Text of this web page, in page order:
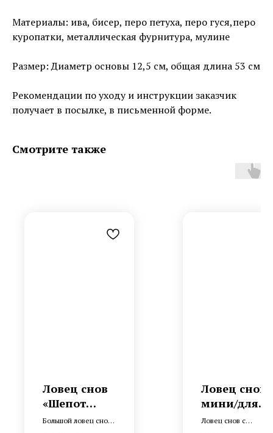
Материалы: ива, бисер, перо петуха, перо гуся,перо
куропатки, металлическая фурнитура, мулине
Размер: Диаметр основы 12,5 см, общая длина 53 см
Рекомендации по уходу и инструкции заказчик
получает в посылке, в письменной форме.
Смотрите также
Ловец снов
«Шепот
морской
Большой ловец снов
Ловец снов
мини/для
авто
Ловец снов с